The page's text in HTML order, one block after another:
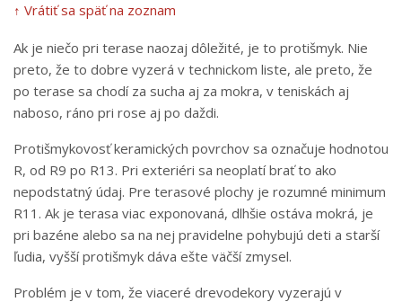
↑ Vrátiť sa späť na zoznam
Ak je niečo pri terase naozaj dôležité, je to protišmyk. Nie
preto, že to dobre vyzerá v technickom liste, ale preto, že
po terase sa chodí za sucha aj za mokra, v teniskách aj
naboso, ráno pri rose aj po daždi.
Protišmykovosť keramických povrchov sa označuje hodnotou
R, od R9 po R13. Pri exteriéri sa neoplatí brať to ako
nepodstatný údaj. Pre terasové plochy je rozumné minimum
R11. Ak je terasa viac exponovaná, dlhšie ostáva mokrá, je
pri bazéne alebo sa na nej pravidelne pohybujú deti a starší
ľudia, vyšší protišmyk dáva ešte väčší zmysel.
Problém je v tom, že viaceré drevodekory vyzerajú v